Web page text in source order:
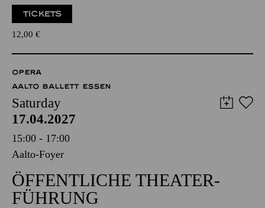
TICKETS
12,00 €
OPERA
AALTO BALLETT ESSEN
Saturday
17.04.2027
15:00 - 17:00
Aalto-Foyer
ÖFFENTLICHE THEATER­
FÜHRUNG